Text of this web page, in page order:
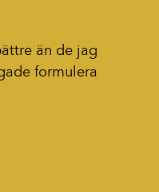
än de jag
formulera